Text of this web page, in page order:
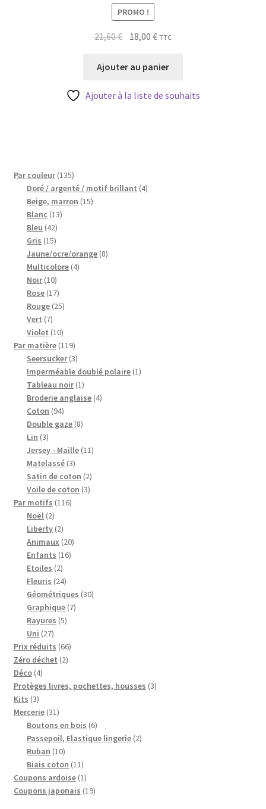
PROMO !
21,60€ Le
initial
21,60 €.
18,00€Le
actuel
18,00 €.
TTC
Ajouter au panier
Ajouter à la liste de souhaits
Par couleur 135135
produits
Doré / argenté / motif brillant 44
Beige, marron 1515
Blanc 1313
Bleu 4242
produits
Gris 1515
produits
Jaune/ocre/orange 88
Multicolore 44
Noir 1010
produits
Rose 1717
produits
Rouge 2525
Vert 77
produits
Violet 1010
produits
Par matière 119119
produits
Seersucker 33
produits
Imperméable doublé polaire 11
Tableau noir 11
produit
Broderie anglaise 44
Coton 9494
produits
Double gaze 88
Lin 33
produits
Jersey - Maille 1111
Matelassé 33
produits
Satin de coton 22
produits
Voile de coton 33
Par motifs 116116
Noël 22
produits
Liberty 22
produits
Animaux 2020
Enfants 1616
Etoiles 22
produits
Fleuris 2424
produits
Géométriques 3030
Graphique 77
Rayures 55
Uni 2727
produits
Prix réduits 6666
Zéro déchet 22
Déco 44
produits
Protèges livres, pochettes, housses 33
Kits 33
produits
Mercerie 3131
produits
Boutons en bois 66
produits
Passepoil, Elastique lingerie 22
Ruban 1010
produits
Biais coton 1111
produits
Coupons ardoise 11
produit
Coupons japonais 1919